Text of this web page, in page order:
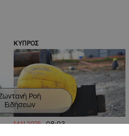
ΚΥΠΡΟΣ
14.11.2025 08:03
Ροή
Ειδήσεων